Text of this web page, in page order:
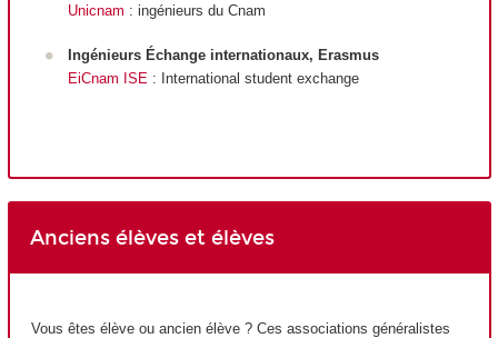
Unicnam : ingénieurs du Cnam
Ingénieurs Échange internationaux, Erasmus
EiCnam ISE : International student exchange
Anciens élèves et élèves
Vous êtes élève ou ancien élève ? Ces associations généralistes